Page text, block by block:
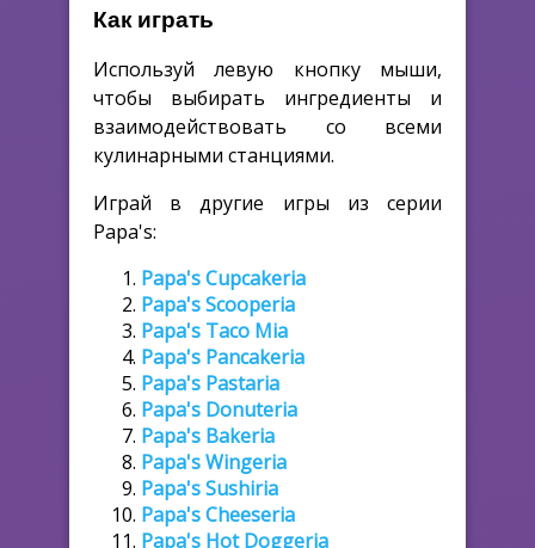
Как играть
Используй левую кнопку мыши,
чтобы выбирать ингредиенты и
взаимодействовать со всеми
кулинарными станциями.
Играй в другие игры из серии
Papa's:
Papa's Cupcakeria
Papa's Scooperia
Papa's Taco Mia
Papa's Pancakeria
Papa's Pastaria
Papa's Donuteria
Papa's Bakeria
Papa's Wingeria
Papa's Sushiria
Papa's Cheeseria
Papa's Hot Doggeria